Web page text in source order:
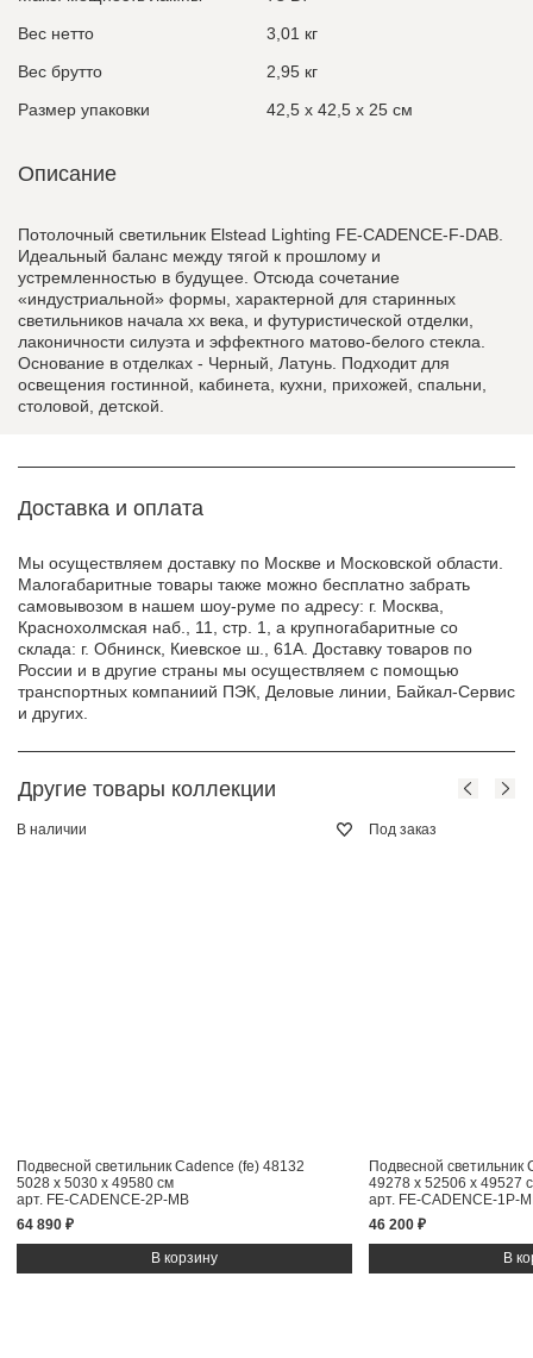
Вес нетто
3,01 кг
Вес брутто
2,95 кг
Размер упаковки
42,5 x 42,5 x 25 см
Описание
Потолочный светильник Elstead Lighting FE-CADENCE-F-DAB.
Идеальный баланс между тягой к прошлому и
устремленностью в будущее. Отсюда сочетание
«индустриальной» формы, характерной для старинных
светильников начала хх века, и футуристической отделки,
лаконичности силуэта и эффектного матово-белого стекла.
Основание в отделках - Черный, Латунь. Подходит для
освещения гостинной, кабинета, кухни, прихожей, спальни,
столовой, детской.
Доставка и оплата
Мы осуществляем доставку по Москве и Московской области.
Малогабаритные товары также можно бесплатно забрать
самовывозом в нашем шоу-руме по адресу: г. Москва,
Краснохолмская наб., 11, стр. 1, а крупногабаритные со
склада: г. Обнинск, Киевское ш., 61А. Доставку товаров по
России и в другие страны мы осуществляем с помощью
транспортных компаниий ПЭК, Деловые линии, Байкал-Сервис
и других.
Другие товары коллекции
В наличии
Подвесной светильник Cadence (fe) 48132
5028 x 5030 x 49580 см
арт. FE-CADENCE-2P-MB
64 890 ₽
Под заказ
Подвесной светильник
49278 x 52506 x 49527
арт. FE-CADENCE-1P-
46 200 ₽